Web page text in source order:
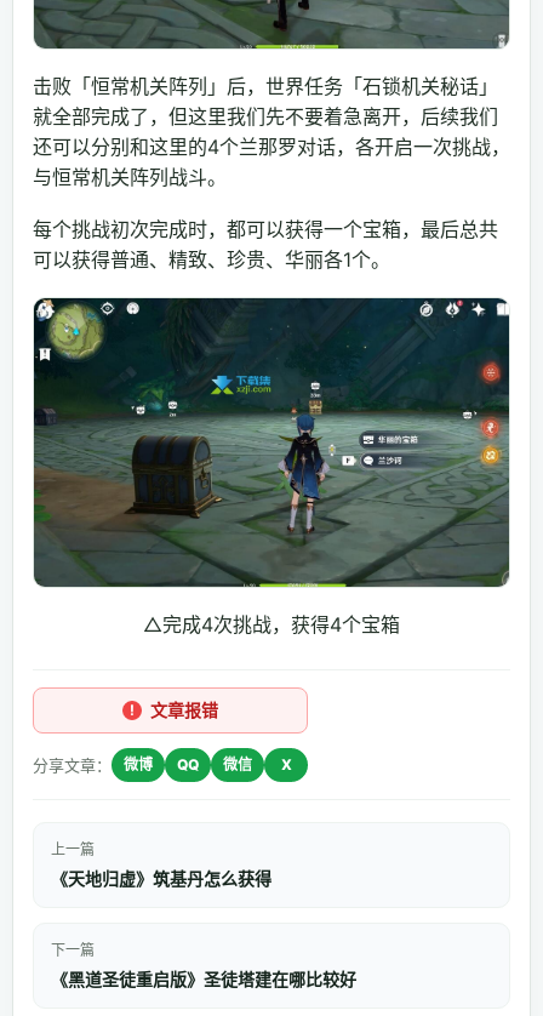
击败「恒常机关阵列」后，世界任务「石锁机关秘话」
就全部完成了，但这里我们先不要着急离开，后续我们
还可以分别和这里的4个兰那罗对话，各开启一次挑战，
与恒常机关阵列战斗。
每个挑战初次完成时，都可以获得一个宝箱，最后总共
可以获得普通、精致、珍贵、华丽各1个。
△完成4次挑战，获得4个宝箱
文章报错
分享文章： 微博 QQ 微信 X
上一篇
《天地归虚》筑基丹怎么获得
下一篇
《黑道圣徒重启版》圣徒塔建在哪比较好